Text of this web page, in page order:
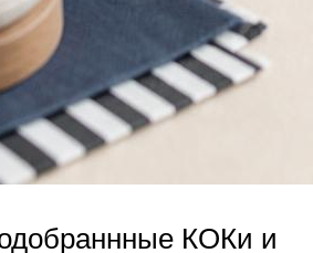
КОКи и